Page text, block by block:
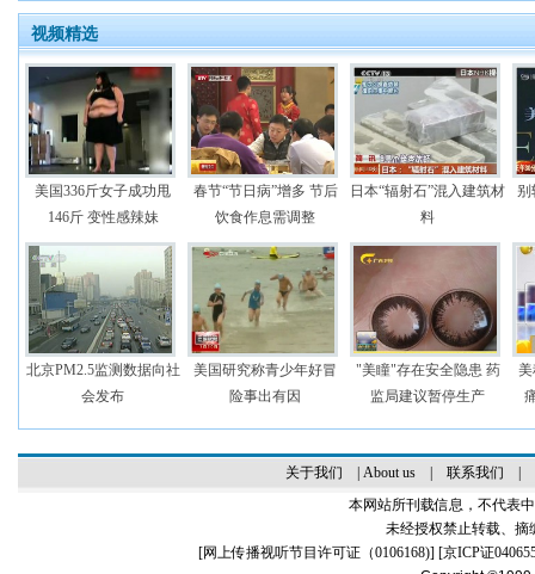
视频精选
美国336斤女子成功甩
146斤 变性感辣妹
春节“节日病”增多 节后
饮食作息需调整
日本“辐射石”混入建筑材
料
别
北京PM2.5监测数据向社
会发布
美国研究称青少年好冒
险事出有因
"美瞳"存在安全隐患 药
监局建议暂停生产
关于我们 About us| 联系我们
本网站所刊载信息，不代表
未经授权禁止转载、摘
[网上传播视听节目许可证（0106168)] [京ICP证